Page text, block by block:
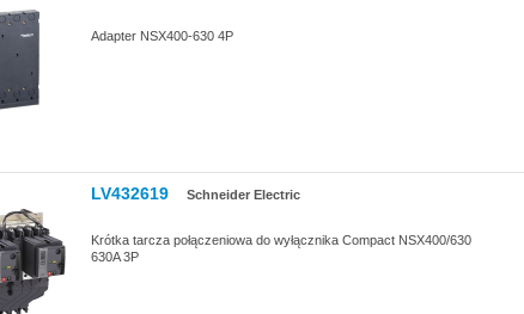
Adapter NSX400-630 4P
LV432619 Schneider Electric
Krótka tarcza połączeniowa do wyłącznika Compact NSX400/630
630A 3P